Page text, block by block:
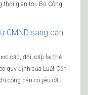
thời gian tới. Bộ Công
CMND sang căn
cấp, đổi, cấp lại thẻ
quy định của Luật Căn
công dân có yêu cầu.